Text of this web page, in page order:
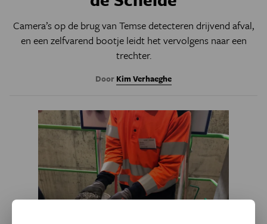
Camera’s op de brug van Temsedetecteren drijvend afval,
en een zelfvarend bootje leidt het vervolgens naar een
trechter.
Door Kim Verhaeghe